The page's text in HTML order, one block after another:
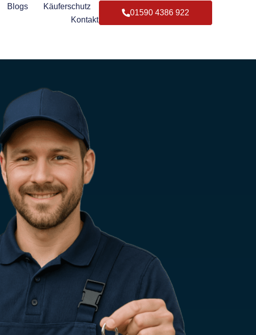
Blogs
Käuferschutz
Kontakt
01590 4386 922